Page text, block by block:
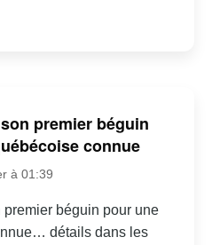
premier béguin
connue
à 01:39
béguin pour une
détails dans les